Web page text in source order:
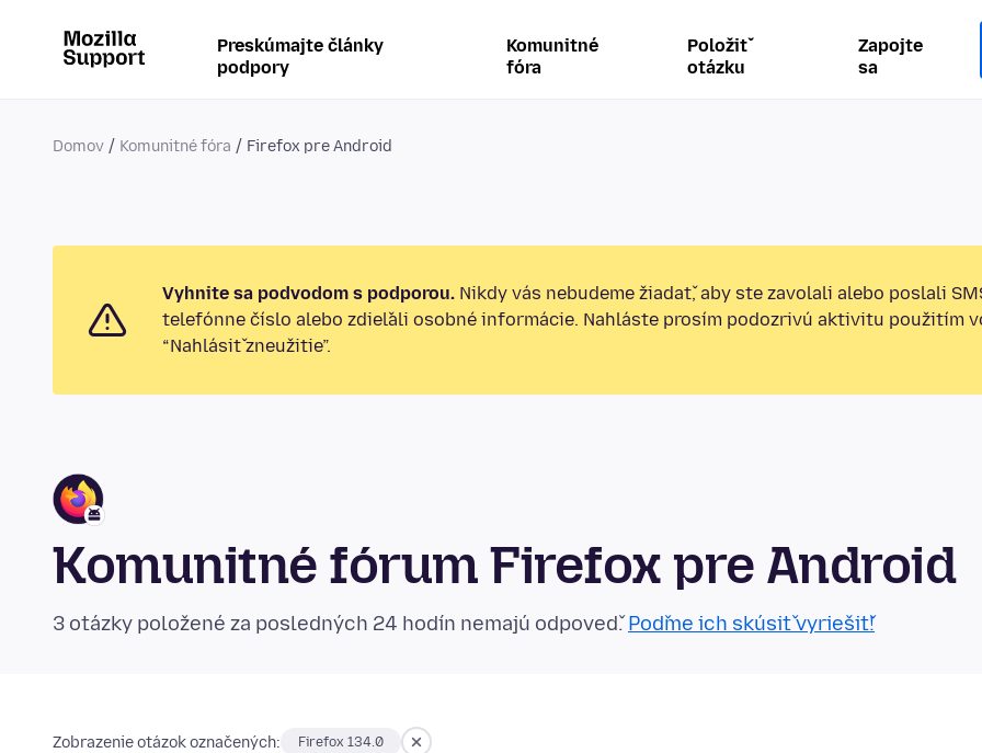
Preskúmajte články
podpory
Komunitné
fóra
Položiť
otázku
Zapojte
sa
Domov Komunitné fóra Firefox pre Android
Vyhnite sa podvodom s podporou. Nikdy vás nebudeme žiadať, aby ste zavolali alebo poslali
telefónne číslo alebo zdieľali osobné informácie. Nahláste prosím podozrivú aktivitu použitím
“Nahlásiť zneužitie”.
Komunitné fórum Firefox pre Android
3 otázky položené za posledných 24 hodín nemajú odpoveď.Poďme ich skúsiť vyriešiť!
Zobrazenie otázok označených: Firefox 134.0